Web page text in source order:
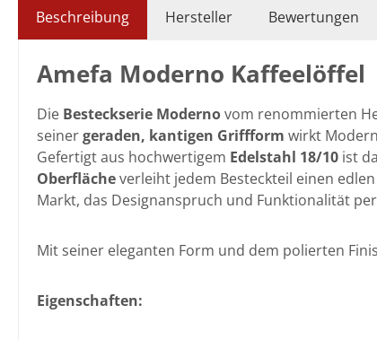
Beschreibung Hersteller Bewertungen
Amefa Moderno Kaffeelöffel
Die Besteckserie Modernovom renommierten
seinergeraden, kantigen Griffform wirkt
Gefertigt aus hochwertigem Edelstahl 18/10 ist
Oberflächeverleiht jedem Besteckteil einen
Markt, das Designanspruch und Funktionalität
Mit seiner eleganten Form und dem polierten
Eigenschaften: